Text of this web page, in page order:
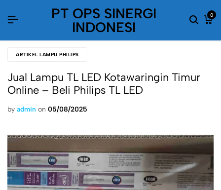
PT OPS SINERGI
INDONESI
0
ARTIKEL LAMPU PHILIPS
Jual Lampu TL LED Kotawaringin Timur
Online – Beli Philips TL LED
by admin on 05/08/2025